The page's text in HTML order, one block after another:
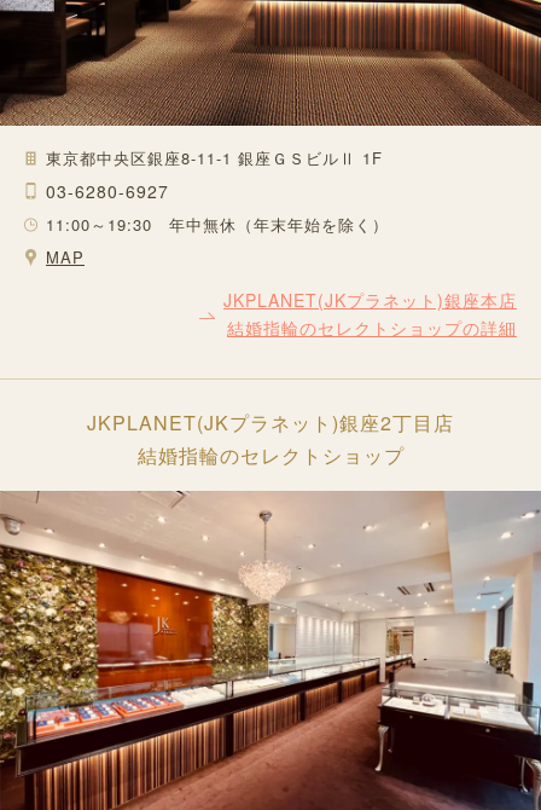
東京都中央区銀座8-11-1 銀座ＧＳビルⅡ 1F
03-6280-6927
11:00～19:30 年中無休（年末年始を除く）
MAP
JKPLANET(JKプラネット)銀座本店
結婚指輪のセレクトショップの詳細
JKPLANET(JKプラネット)銀座2丁目店
結婚指輪のセレクトショップ